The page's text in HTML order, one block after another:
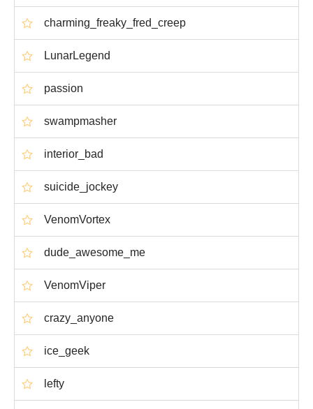
charming_freaky_fred_creep
LunarLegend
passion
swampmasher
interior_bad
suicide_jockey
VenomVortex
dude_awesome_me
VenomViper
crazy_anyone
ice_geek
lefty